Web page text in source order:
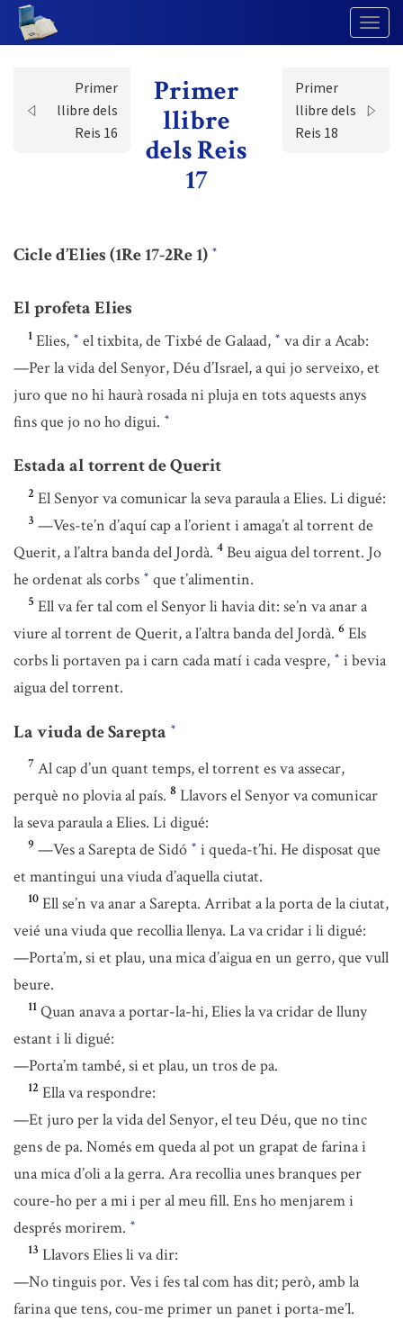
Primer
llibre dels
Reis 16
Primer
llibre
dels Reis
17
Primer
llibre dels
Reis 18
Cicle d’Elies (1Re 17-2Re 1) *
El profeta Elies
1 Elies, * el tixbita, de Tixbé de Galaad, * va dir a Acab:
—Per la vida del Senyor, Déu d’Israel, a qui jo serveixo, et
juro que no hi haurà rosada ni pluja en tots aquests anys
fins que jo no ho digui. *
Estada al torrent de Querit
2 El Senyor va comunicar la seva paraula a Elies. Li digué:
3 —Ves-te’n d’aquí cap a l’orient i amaga’t al torrent de
Querit, a l’altra banda del Jordà. 4 Beu aigua del torrent. Jo
he ordenat als corbs * que t’alimentin.
5 Ell va fer tal com el Senyor li havia dit: se’n va anar a
viure al torrent de Querit, a l’altra banda del Jordà. 6 Els
corbs li portaven pa i carn cada matí i cada vespre, * i bevia
aigua del torrent.
La viuda de Sarepta *
7 Al cap d’un quant temps, el torrent es va assecar,
perquè no plovia al país. 8 Llavors el Senyor va comunicar
la seva paraula a Elies. Li digué:
9 —Ves a Sarepta de Sidó * i queda-t’hi. He disposat que
et mantingui una viuda d’aquella ciutat.
10 Ell se’n va anar a Sarepta. Arribat a la porta de la ciutat,
veié una viuda que recollia llenya. La va cridar i li digué:
—Porta’m, si et plau, una mica d’aigua en un gerro, que vull
beure.
11 Quan anava a portar-la-hi, Elies la va cridar de lluny
estant i li digué:
—Porta’m també, si et plau, un tros de pa.
12 Ella va respondre:
—Et juro per la vida del Senyor, el teu Déu, que no tinc
gens de pa. Només em queda al pot un grapat de farina i
una mica d’oli a la gerra. Ara recollia unes branques per
coure-ho per a mi i per al meu fill. Ens ho menjarem i
després morirem. *
13 Llavors Elies li va dir:
—No tinguis por. Ves i fes tal com has dit; però, amb la
farina que tens, cou-me primer un panet i porta-me’l.